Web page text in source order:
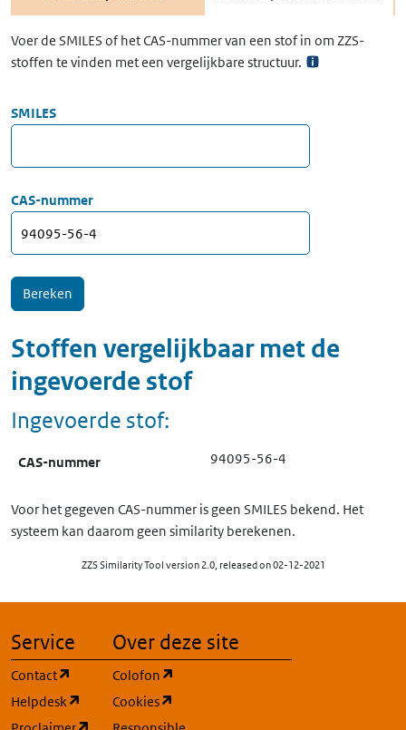
Voer de SMILES of het CAS-nummer van een stof in om ZZS-
stoffen te vinden met een vergelijkbare structuur.
SMILES
CAS-nummer
Stoffen vergelijkbaar met de
ingevoerde stof
Ingevoerde stof:
CAS-nummer 94095-56-4
Voor het gegeven CAS-nummer is geen SMILES bekend. Het
systeem kan daarom geen similarity berekenen.
ZZS Similarity Tool version 2.0, released on 02-12-2021
Service
Contact
(opent in een nieuw tabblad)
Helpdesk
(opent in een nieuw tabblad)
Over deze site
Colofon
Cookies